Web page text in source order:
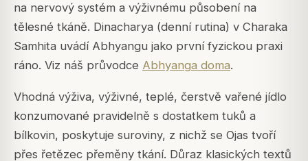
na nervový systém a výživnému působení na
tělesné tkáně. Dinacharya (denní rutina) v Charaka
Samhita uvádí Abhyangu jako první fyzickou praxi
ráno. Viz náš průvodce Abhyanga doma.
Vhodná výživa, výživné, teplé, čerstvě vařené jídlo
konzumované pravidelně s dostatkem tuků a
bílkovin, poskytuje suroviny, z nichž se Ojas tvoří
přes řetězec přeměny tkání. Důraz klasických textů